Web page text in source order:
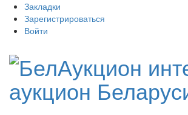
Закладки
Зарегистрироваться
Войти